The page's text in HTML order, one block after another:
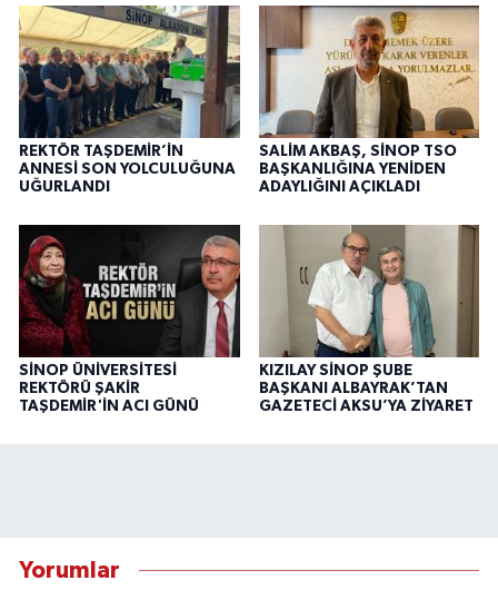
REKTÖR TAŞDEMİR’İN
ANNESİ SON YOLCULUĞUNA
UĞURLANDI
SALİM AKBAŞ, SİNOP TSO
BAŞKANLIĞINA YENİDEN
ADAYLIĞINI AÇIKLADI
SİNOP ÜNİVERSİTESİ
REKTÖRÜ ŞAKİR
TAŞDEMİR'İN ACI GÜNÜ
KIZILAY SİNOP ŞUBE
BAŞKANI ALBAYRAK’TAN
GAZETECİ AKSU’YA ZİYARET
Yorumlar